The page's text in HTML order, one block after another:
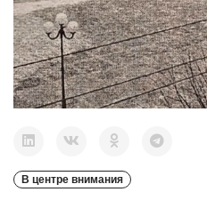
В центре внимания